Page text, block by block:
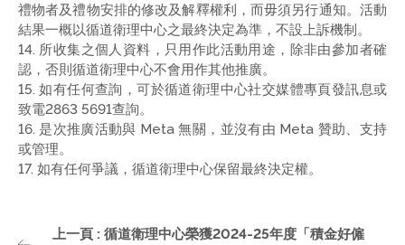
禮物者及禮物安排的修改及解釋權利，而毋須另行通知。活動
結果一概以循道衛理中心之最終決定為準，不設上訴機制。
14. 所收集之個人資料，只用作此活動用途，除非由參加者確
認，否則循道衛理中心不會用作其他推廣。
15. 如有任何查詢，可於循道衛理中心社交媒體專頁發訊息或
致電2863 5691查詢。
16. 是次推廣活動與 Meta 無關，並沒有由 Meta 贊助、支持
或管理。
17. 如有任何爭議，循道衛理中心保留最終決定權。
上一頁 : 循道衛理中心榮獲2024-25年度「積金好僱